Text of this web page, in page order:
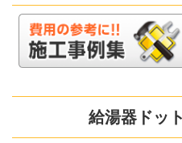
給湯器ドッ